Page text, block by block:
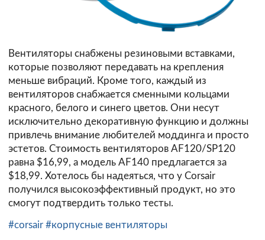
Вентиляторы снабжены резиновыми вставками,
которые позволяют передавать на крепления
меньше вибраций. Кроме того, каждый из
вентиляторов снабжается сменными кольцами
красного, белого и синего цветов. Они несут
исключительно декоративную функцию и должны
привлечь внимание любителей моддинга и просто
эстетов. Стоимость вентиляторов AF120/SP120
равна $16,99, а модель AF140 предлагается за
$18,99. Хотелось бы надеяться, что у Corsair
получился высокоэффективный продукт, но это
смогут подтвердить только тесты.
#corsair #корпусные вентиляторы